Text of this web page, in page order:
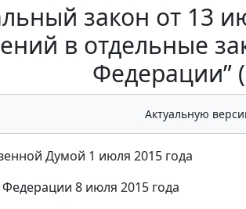
закон от 13
в отдельные
Федерации”
Актуальную
Думой 1 июля 2015 года
8 июля 2015 года